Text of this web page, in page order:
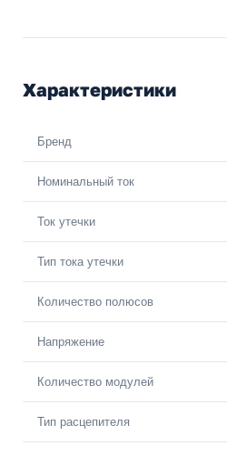
Характеристики
Бренд
Номинальный ток
Ток утечки
Тип тока утечки
Количество полюсов
Напряжение
Количество модулей
Тип расцепителя